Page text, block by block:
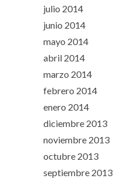
julio 2014
junio 2014
mayo 2014
abril 2014
marzo 2014
febrero 2014
enero 2014
diciembre 2013
noviembre 2013
octubre 2013
septiembre 2013